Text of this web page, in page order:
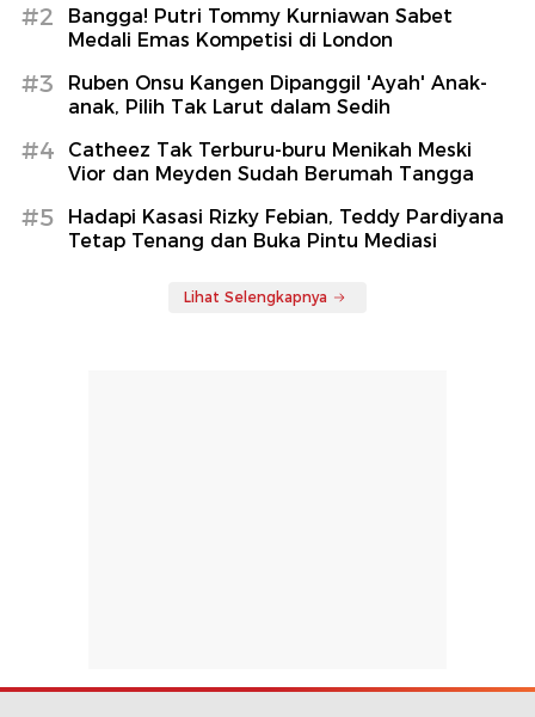
#2
Bangga! Putri Tommy Kurniawan Sabet
Medali Emas Kompetisi di London
#3
Ruben Onsu Kangen Dipanggil 'Ayah' Anak-
anak, Pilih Tak Larut dalam Sedih
#4
Catheez Tak Terburu-buru Menikah Meski
Vior dan Meyden Sudah Berumah Tangga
#5
Hadapi Kasasi Rizky Febian, Teddy Pardiyana
Tetap Tenang dan Buka Pintu Mediasi
Lihat Selengkapnya